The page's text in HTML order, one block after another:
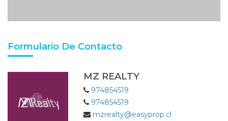
Formulario De Contacto
MZ REALTY
974854519
974854519
mzrealty@easyprop.cl